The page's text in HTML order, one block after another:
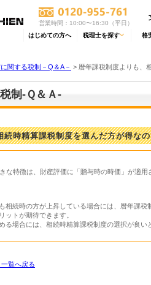
営業時間：10:00〜16:30（平日）
はじめての方へ 税理士を探す 格
関する税制－Q＆A－ > 暦年課税制度よりも、
制-Ｑ＆Ａ-
続時精算課税制度を選んだ方が得な
な特徴は、財産評価に「贈与時の時価」が適用
相続時の方が上昇している場合には、暦年課
ットが期待できます。
る場合には、相続時精算課税制度の選択が良い
覧へ戻る